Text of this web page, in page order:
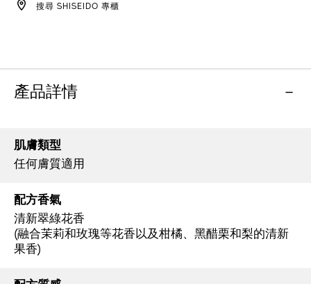
OPTIONS
搜尋 SHISEIDO 專櫃
產品詳情
肌膚類型
任何膚質適用
配方香氣
清新翠綠花香
(融合茉莉和玫瑰等花香以及柑橘、黑醋栗和梨的清新
果香)